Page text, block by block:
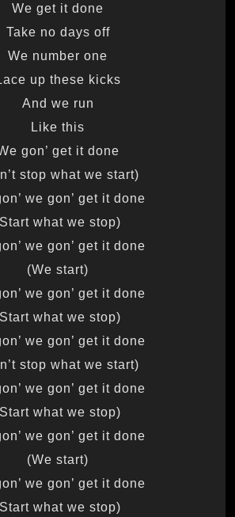
We get it done
Take no days off
We number one
up these kicks
And we run
Like this
gon’ get it done
(Can’t stop what we start)
we gon’ get it done
(Start what we stop)
we gon’ get it done
(We start)
we gon’ get it done
(Start what we stop)
we gon’ get it done
(Can’t stop what we start)
we gon’ get it done
(Start what we stop)
we gon’ get it done
(We start)
we gon’ get it done
(Start what we stop)